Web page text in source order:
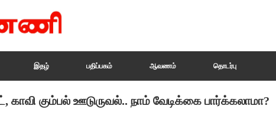
இதழ் பதிப்பகம் ஆவணம் தொடர்பு
காவி கும்பல் ஊடுருவல்.. நாம் வேடிக்கை பார்க்கலாமா?